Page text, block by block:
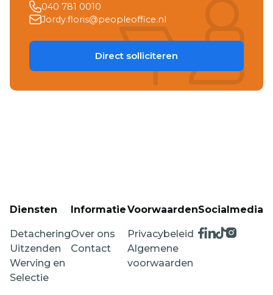
040 781 0010
Jordy.floris@peopleoffice.nl
Direct solliciteren
Diensten
Detachering
Uitzenden
Werving en
Selectie
Informatie
Over ons
Contact
Voorwaarden
Privacybeleid
Algemene
voorwaarden
Socialmedia